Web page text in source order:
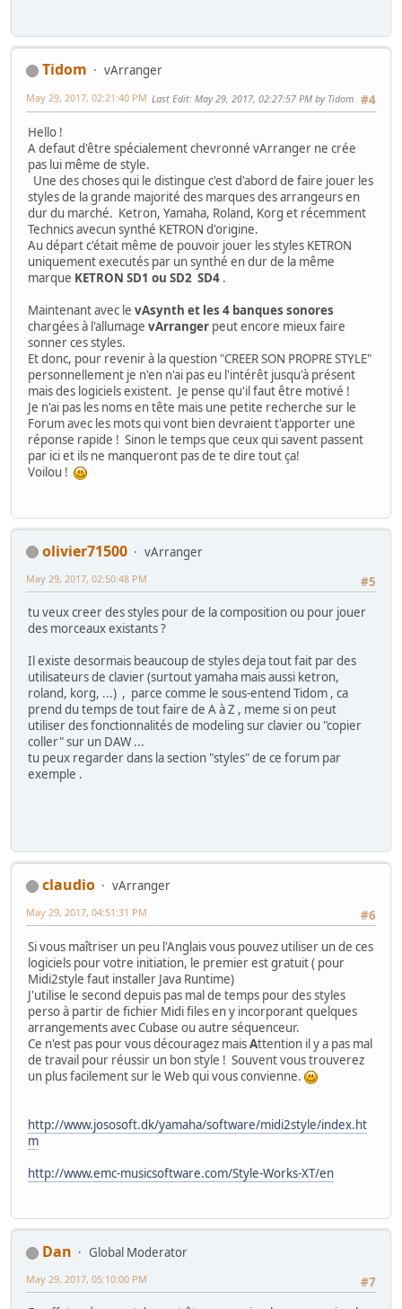
Tidom
vArranger
#4
May 29, 2017, 02:21:40 PM Last Edit: May 29, 2017, 02:27:57 PM by Tidom
Hello !
A defaut d'être spécialement chevronné vArranger ne crée
pas lui même de style.
Une des choses qui le distingue c'est d'abord de faire jouer les
styles de la grande majorité des marques des arrangeurs en
dur du marché. Ketron, Yamaha, Roland, Korg et récemment
Technics avecun synthé KETRON d'origine.
Au départ c'était même de pouvoir jouer les styles KETRON
uniquement executés par un synthé en dur de la même
marque KETRON SD1 ou SD2 SD4 .
Maintenant avec le vAsynth et les 4 banques sonores
chargées à l'allumage vArranger peut encore mieux faire
sonner ces styles.
Et donc, pour revenir à la question "CREER SON PROPRE STYLE"
personnellement je n'en n'ai pas eu l'intérêt jusqu'à présent
mais des logiciels existent. Je pense qu'il faut être motivé !
Je n'ai pas les noms en tête mais une petite recherche sur le
Forum avec les mots qui vont bien devraient t'apporter une
réponse rapide ! Sinon le temps que ceux qui savent passent
par ici et ils ne manqueront pas de te dire tout ça!
Voilou !
olivier71500
vArranger
#5
May 29, 2017, 02:50:48 PM
tu veux creer des styles pour de la composition ou pour jouer
des morceaux existants ?
Il existe desormais beaucoup de styles deja tout fait par des
utilisateurs de clavier (surtout yamaha mais aussi ketron,
roland, korg, ...) , parce comme le sous-entend Tidom , ca
prend du temps de tout faire de A à Z , meme si on peut
utiliser des fonctionnalités de modeling sur clavier ou "copier
coller" sur un DAW ...
tu peux regarder dans la section "styles" de ce forum par
exemple .
claudio
vArranger
#6
May 29, 2017, 04:51:31 PM
Si vous maîtriser un peu l'Anglais vous pouvez utiliser un de ces
logiciels pour votre initiation, le premier est gratuit ( pour
Midi2style faut installer Java Runtime)
J'utilise le second depuis pas mal de temps pour des styles
perso à partir de fichier Midi files en y incorporant quelques
arrangements avec Cubase ou autre séquenceur.
Ce n'est pas pour vous découragez maisAttention il y a pas mal
de travail pour réussir un bon style ! Souvent vous trouverez
un plus facilement sur le Web qui vous convienne.
http://www.jososoft.dk/yamaha/software/midi2style/index.ht
m
http://www.emc-musicsoftware.com/Style-Works-XT/en
Dan
Global Moderator
#7
May 29, 2017, 05:10:00 PM